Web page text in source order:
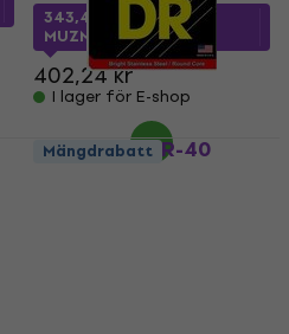
343,49 kr
med kod
MUZMUZ-10
402,24 kr
I lager för E-shop
DR Strings LR-40
Mängdrabatt